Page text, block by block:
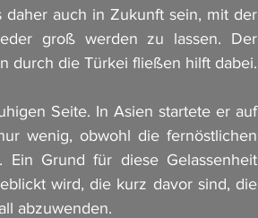
daher auch in Zukunft sein, mit der
groß werden zu lassen. Der
Seite. In Asien startete er auf
wenig, obwohl die fernöstlichen
Grund für diese Gelassenheit
wird, die kurz davor sind, die
abzuwenden.